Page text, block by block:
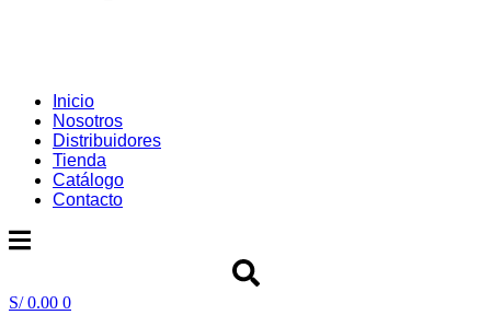
Inicio
Nosotros
Distribuidores
Tienda
Catálogo
Contacto
S/0.00 0